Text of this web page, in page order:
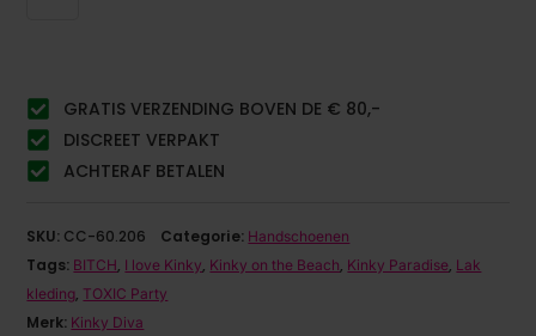
GRATIS VERZENDING BOVEN DE € 80,-
DISCREET VERPAKT
ACHTERAF BETALEN
SKU: CC-60.206 Categorie: Handschoenen
Tags: BITCH, I love Kinky, Kinky on the Beach, Kinky Paradise, Lak
kleding, TOXIC Party
Merk: Kinky Diva